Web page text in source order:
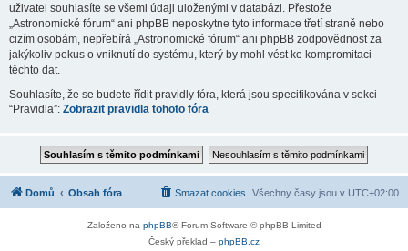
uživatel souhlasíte se všemi údaji uloženými v databázi. Přestože
„Astronomické fórum“ ani phpBB neposkytne tyto informace třetí straně nebo
cizím osobám, nepřebírá „Astronomické fórum“ ani phpBB zodpovědnost za
jakýkoliv pokus o vniknutí do systému, který by mohl vést ke kompromitaci
těchto dat.
Souhlasíte, že se budete řídit pravidly fóra, která jsou specifikována v sekci
“Pravidla”: Zobrazit pravidla tohoto fóra
Domů Obsah fóra Všechny časy jsou v UTC+02:00
Smazat cookies
Založeno na phpBB® Forum Software © phpBB Limited
Český překlad – phpBB.cz